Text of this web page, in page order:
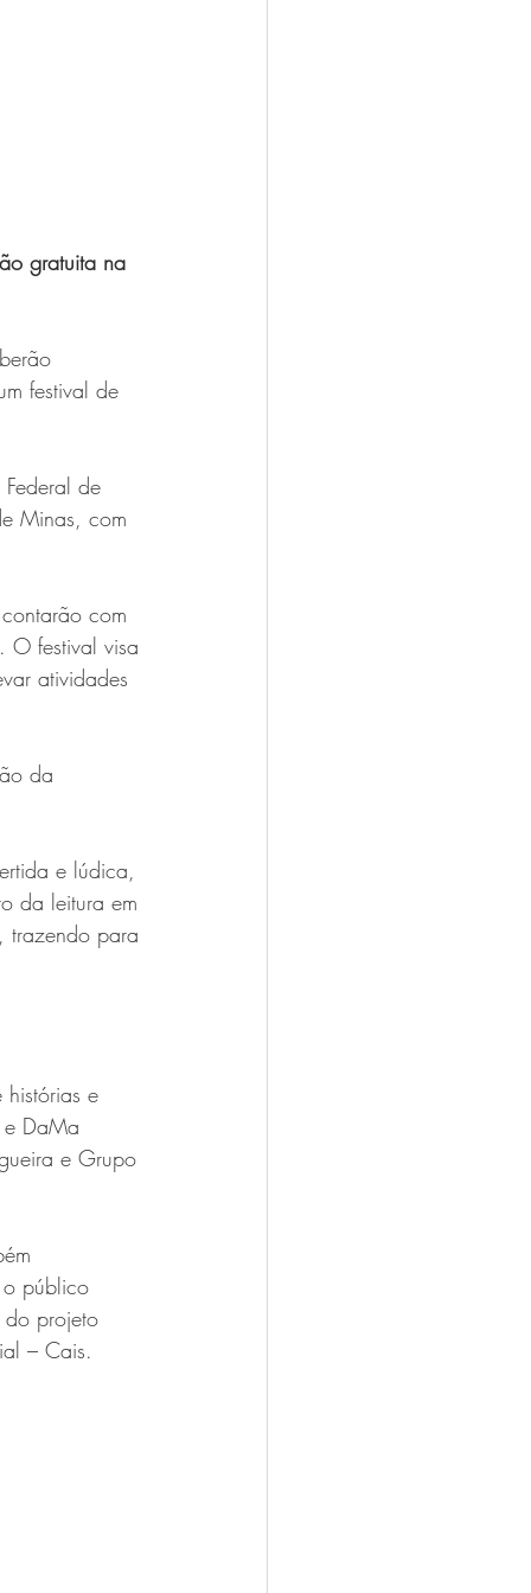
gratuita na
festival de
de
Minas, com
com
O festival visa
atividades
da
e lúdica,
da leitura em
trazendo para
e
DaMa
e Grupo
o público
do projeto
– Cais.